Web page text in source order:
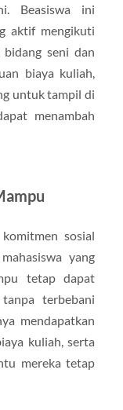
Beasiswa ini
aktif mengikuti
seni dan
biaya kuliah,
untuk tampil di
menambah
sosial
yang
tetap dapat
terbebani
mendapatkan
kuliah, serta
mereka tetap